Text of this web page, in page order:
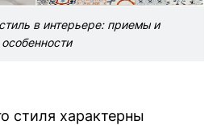
в интерьере: приемы и
особенности
стиля характерны